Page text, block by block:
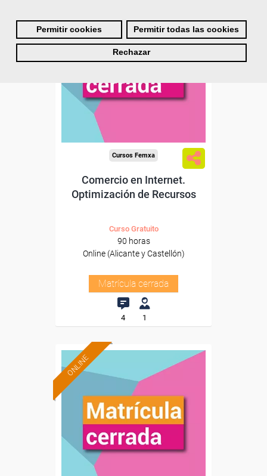
Permitir cookies Permitir todas las cookies
Rechazar
ONLINE
Cursos Femxa
Comercio en Internet.
Optimización de Recursos
Curso Gratuito
90 horas
Online (Alicante y Castellón)
Matrícula cerrada
4 1
ONLINE